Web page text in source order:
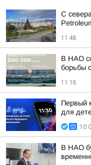
С
11:48
В НАО
борьбы
11:18
Первый
для
В НАО